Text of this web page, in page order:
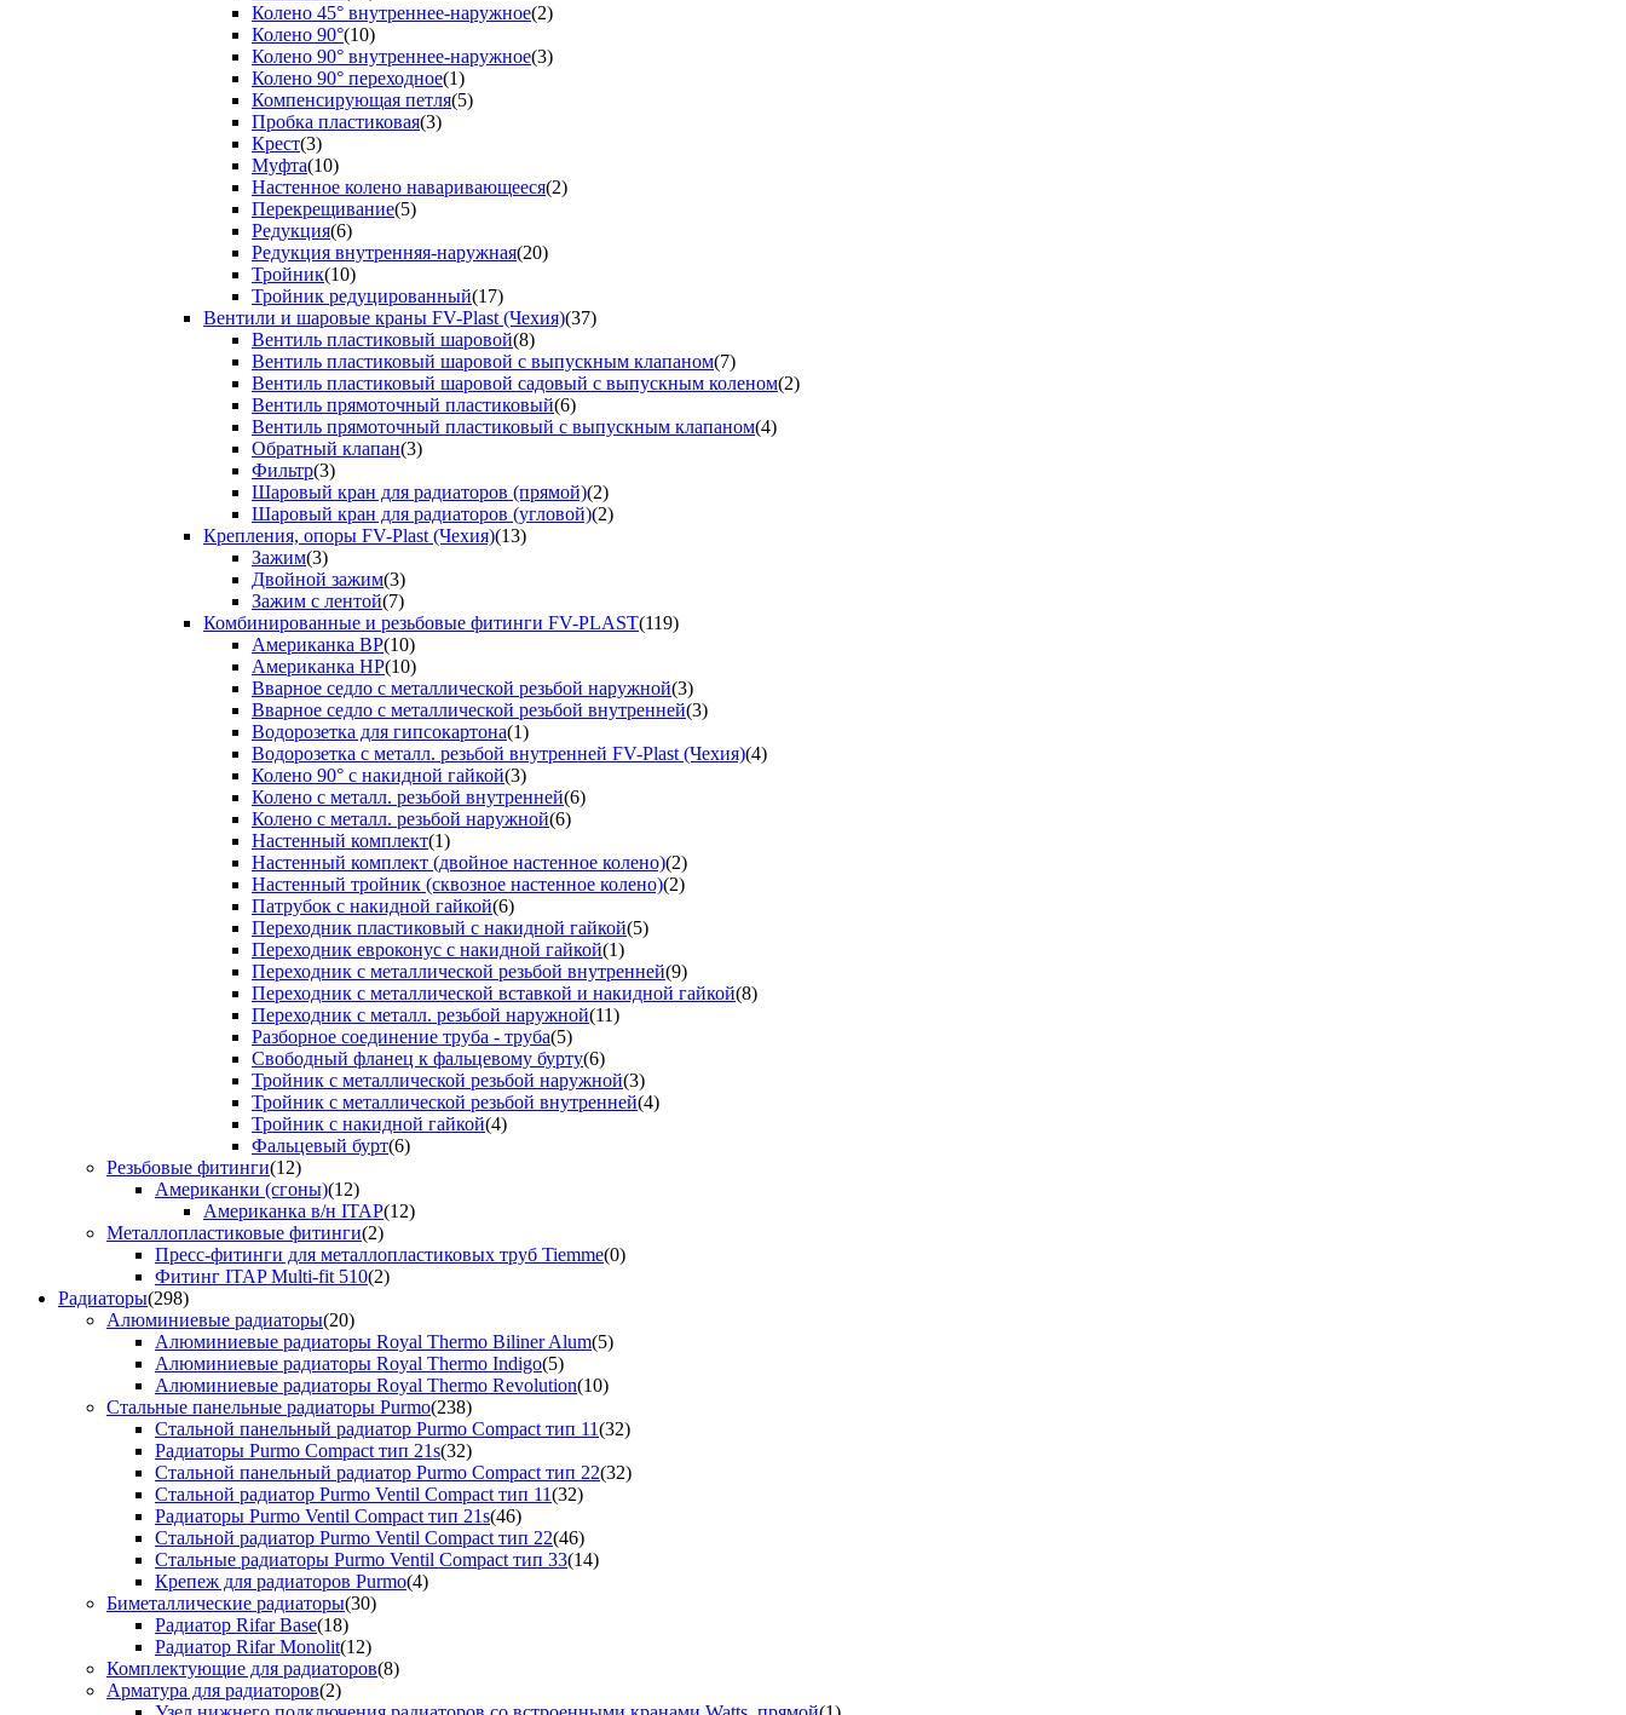
Колено 45° внутреннее-наружное(2)
Колено 90°(10)
Колено 90° внутреннее-наружное(3)
Колено 90° переходное(1)
Компенсирующая петля(5)
Пробка пластиковая(3)
Крест(3)
Муфта(10)
Настенное колено наваривающееся(2)
Перекрещивание(5)
Редукция(6)
Редукция внутренняя-наружная(20)
Тройник(10)
Тройник редуцированный(17)
Вентили и шаровые краны FV-Plast (Чехия)(37)
Вентиль пластиковый шаровой(8)
Вентиль пластиковый шаровой с выпускным клапаном(7)
Вентиль пластиковый шаровой садовый с выпускным коленом(2)
Вентиль прямоточный пластиковый(6)
Вентиль прямоточный пластиковый с выпускным клапаном(4)
Обратный клапан(3)
Фильтр(3)
Шаровый кран для радиаторов (прямой)(2)
Шаровый кран для радиаторов (угловой)(2)
Крепления, опоры FV-Plast (Чехия)(13)
Зажим(3)
Двойной зажим(3)
Зажим с лентой(7)
Комбинированные и резьбовые фитинги FV-PLAST(119)
Американка ВР(10)
Американка НР(10)
Вварное седло с металлической резьбой наружной(3)
Вварное седло с металлической резьбой внутренней(3)
Водорозетка для гипсокартона(1)
Водорозетка с металл. резьбой внутренней FV-Plast (Чехия)(4)
Колено 90° с накидной гайкой(3)
Колено с металл. резьбой внутренней(6)
Колено с металл. резьбой наружной(6)
Настенный комплект(1)
Настенный комплект (двойное настенное колено)(2)
Настенный тройник (сквозное настенное колено)(2)
Патрубок с накидной гайкой(6)
Переходник пластиковый с накидной гайкой(5)
Переходник евроконус с накидной гайкой(1)
Переходник с металлической резьбой внутренней(9)
Переходник с металлической вставкой и накидной гайкой(8)
Переходник с металл. резьбой наружной(11)
Разборное соединение труба - труба(5)
Свободный фланец к фальцевому бурту(6)
Тройник с металлической резьбой наружной(3)
Тройник с металлической резьбой внутренней(4)
Тройник с накидной гайкой(4)
Фальцевый бурт(6)
Резьбовые фитинги(12)
Американки (сгоны)(12)
Американка в/н ITAP(12)
Металлопластиковые фитинги(2)
Пресс-фитинги для металлопластиковых труб Tiemme(0)
Фитинг ITAP Multi-fit 510(2)
Радиаторы(298)
Алюминиевые радиаторы(20)
Алюминиевые радиаторы Royal Thermo Biliner Alum(5)
Алюминиевые радиаторы Royal Thermo Indigo(5)
Алюминиевые радиаторы Royal Thermo Revolution(10)
Стальные панельные радиаторы Purmo(238)
Стальной панельный радиатор Purmo Compact тип 11(32)
Радиаторы Purmo Compact тип 21s(32)
Стальной панельный радиатор Purmo Compact тип 22(32)
Стальной радиатор Purmo Ventil Compact тип 11(32)
Радиаторы Purmo Ventil Compact тип 21s(46)
Стальной радиатор Purmo Ventil Compact тип 22(46)
Стальные радиаторы Purmo Ventil Compact тип 33(14)
Крепеж для радиаторов Purmo(4)
Биметаллические радиаторы(30)
Радиатор Rifar Base(18)
Радиатор Rifar Monolit(12)
Комплектующие для радиаторов(8)
Арматура для радиаторов(2)